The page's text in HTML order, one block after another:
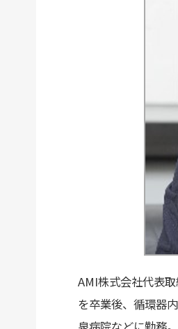
AMI株式会社代表
を卒業後、循環器